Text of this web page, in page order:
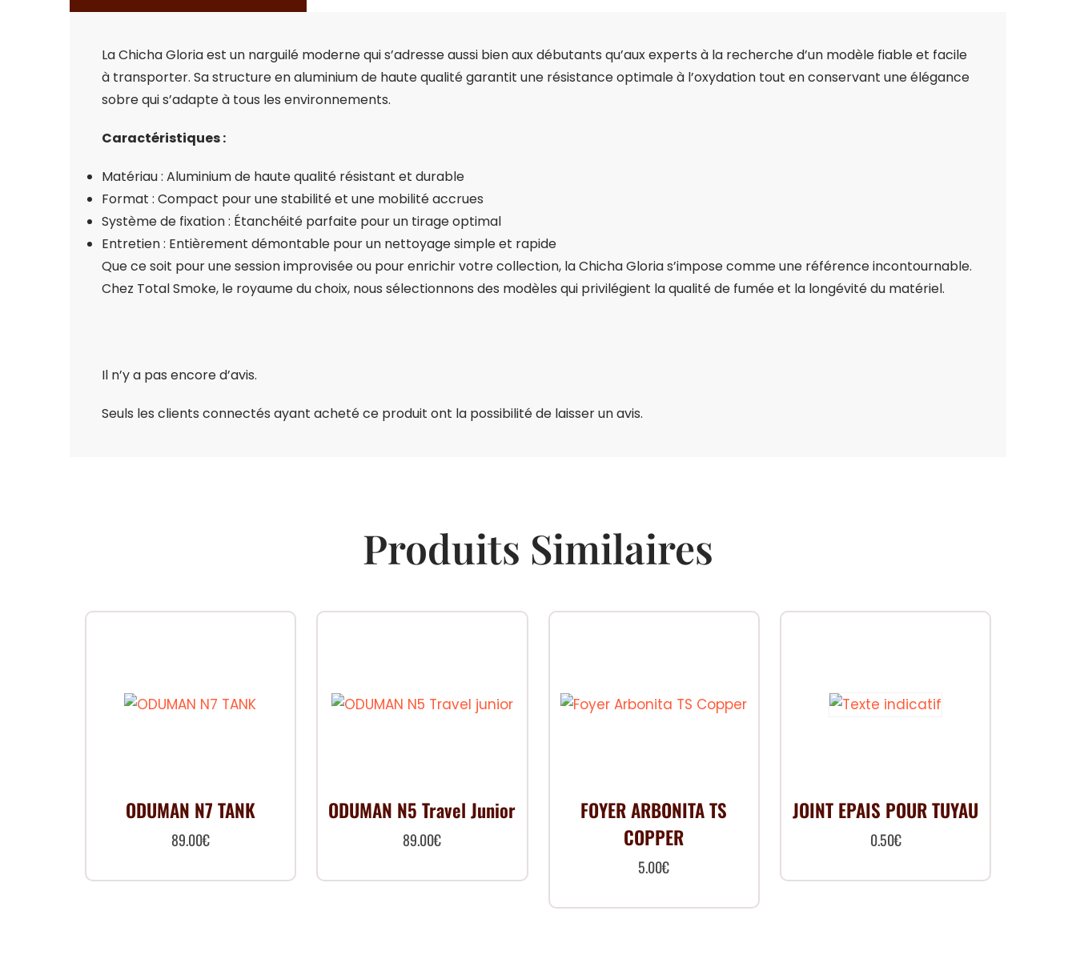
La Chicha Gloria est un narguilé moderne qui s’adresse aussi bien aux débutants qu’aux experts à la recherche d’un modèle fiable et facile
à transporter. Sa structure en aluminium de haute qualité garantit une résistance optimale à l’oxydation tout en conservant une élégance
sobre qui s’adapte à tous les environnements.
Caractéristiques :
Matériau : Aluminium de haute qualité résistant et durable
Format : Compact pour une stabilité et une mobilité accrues
Système de fixation : Étanchéité parfaite pour un tirage optimal
Entretien : Entièrement démontable pour un nettoyage simple et rapide
Que ce soit pour une session improvisée ou pour enrichir votre collection, la Chicha Gloria s’impose comme une référence incontournable.
Chez Total Smoke, le royaume du choix, nous sélectionnons des modèles qui privilégient la qualité de fumée et la longévité du matériel.
Il n’y a pas encore d’avis.
Seuls les clients connectés ayant acheté ce produit ont la possibilité de laisser un avis.
Produits Similaires
ODUMAN N7 TANK
89.00€
ODUMAN N5 Travel Junior
89.00€
FOYER ARBONITA TS
COPPER
5.00€
JOINT EPAIS POUR TUYAU
0.50€